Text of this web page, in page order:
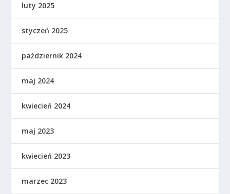
luty 2025
styczeń 2025
październik 2024
maj 2024
kwiecień 2024
maj 2023
kwiecień 2023
marzec 2023